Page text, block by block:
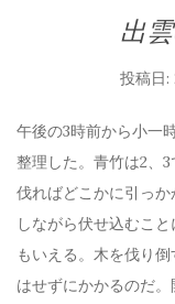
出
投稿日:
午後の3時前から小一
整理した。青竹は2、3
伐ればどこかに引っ
しながら伏せ込むこ
もいえる。木を伐り
はせずにかかるのだ